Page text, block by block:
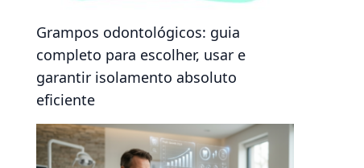
Grampos odontológicos: guia
completo para escolher, usar e
garantir isolamento absoluto
eficiente